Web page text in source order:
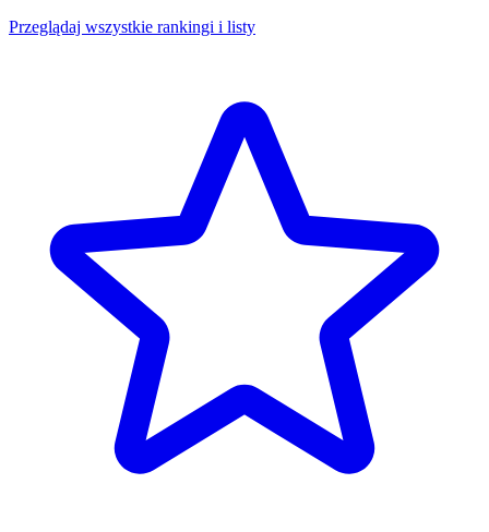
Przeglądaj wszystkie rankingi i listy